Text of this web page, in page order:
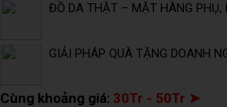
ĐỒ DA THẬT – MẶT HÀNG PHỤ,
GIẢI PHÁP QUÀ TẶNG DOANH
Cùng khoảng giá: 30Tr - 50Tr ➤